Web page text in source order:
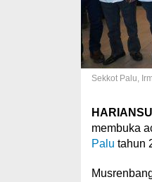
Sekkot Palu,
membuka
Palu tahun